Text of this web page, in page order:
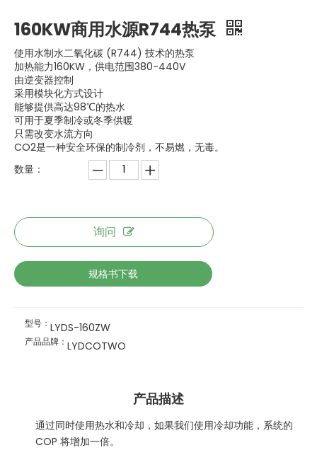
160KW商用水源R744热泵
使用水制水二氧化碳 (R744) 技术的热泵
加热能力160KW，供电范围380-440V
由逆变器控制
采用模块化方式设计
能够提供高达98℃的热水
可用于夏季制冷或冬季供暖
只需改变水流方向
CO2是一种安全环保的制冷剂，不易燃，无毒。
数量：
询问
规格书下载
型号： LYDS-160ZW
产品品牌： LYDCOTWO
产品描述
通过同时使用热水和冷却，如果我们使用冷却功能，系统的
COP 将增加一倍。